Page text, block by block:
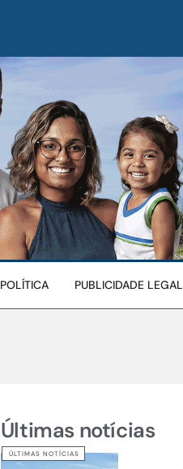
POLÍTICA PUBLICIDADE LEGAL
Últimas notícias
ÚLTIMAS NOTÍCIAS